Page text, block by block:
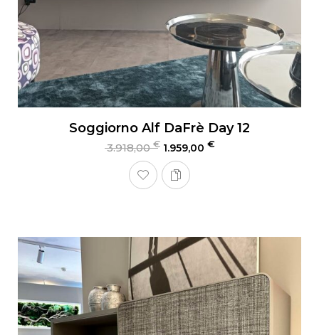
Soggiorno Alf DaFrè Day 12
3.918,00€ 1.959,00 €